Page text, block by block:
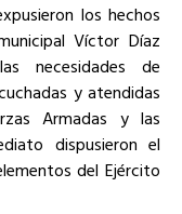
los hechos
Víctor Díaz
necesidades de
y atendidas
Armadas y las
dispusieron el
del Ejército